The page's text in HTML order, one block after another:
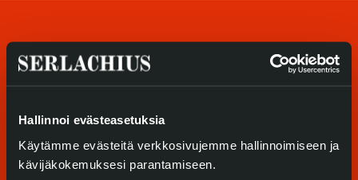
Hallinnoi evästeasetuksia
Käytämme evästeitä verkkosivujemme hallinnoimiseen ja
kävijäkokemuksesi parantamiseen.
Tule meille